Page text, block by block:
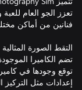
تعزز الجو العام
تضم الكاميرا
إعدادات مثل التركيز